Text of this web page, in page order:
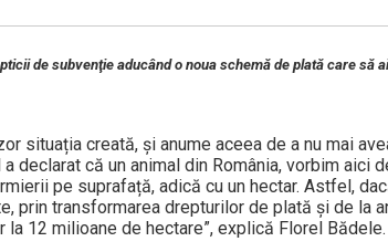
de subvenţie aducând o noua schemă de plată care să
situația creată, și anume aceea de a nu mai
declarat că un animal din România, vorbim aici
pe suprafață, adică cu un hectar. Astfel,
prin transformarea drepturilor de plată și de la
12 milioane de hectare”, explică Florel Bădele.